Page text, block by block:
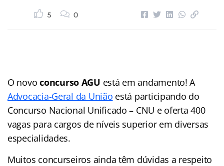
5 0
O novoconcurso AGU está em andamento! A
Advocacia-Geral da União está participando do
Concurso Nacional Unificado – CNU e oferta 400
vagas para cargos de níveis superior em diversas
especialidades.
Muitos concurseiros ainda têm dúvidas a respeito